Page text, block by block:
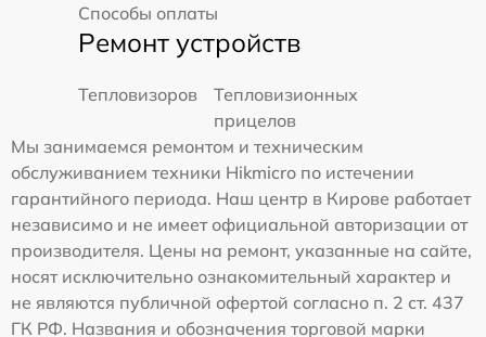
Способы оплаты
Ремонт устройств
Тепловизоров
Тепловизионных
прицелов
Мы занимаемся ремонтом и техническим
обслуживанием техники Hikmicro по истечении
гарантийного периода. Наш центр в Кирове работает
независимо и не имеет официальной авторизации от
производителя. Цены на ремонт, указанные на сайте,
носят исключительно ознакомительный характер и
не являются публичной офертой согласно п. 2 ст. 437
ГК РФ. Названия и обозначения торговой марки